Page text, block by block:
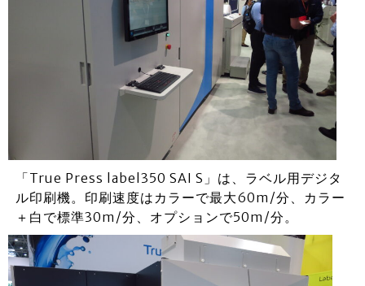
「True Press label350 SAI S」は、ラベル用デジタ
ル印刷機。印刷速度はカラーで最大60m/分、カラー
＋白で標準30m/分、オプションで50m/分。